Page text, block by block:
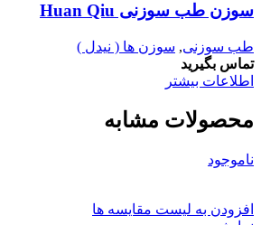
سوزن طب سوزنی Huan Qiu
طب سوزنی, سوزن ها ( نیدل )
تماس بگیرید
اطلاعات بیشتر
محصولات مشابه
ناموجود
افزودن به لیست مقایسه ها